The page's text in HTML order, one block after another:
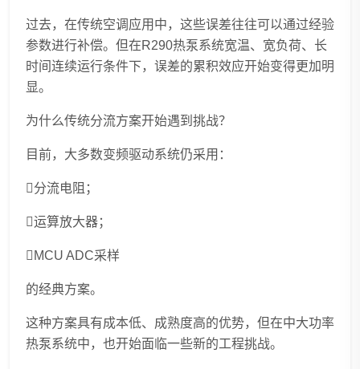
过去，在传统空调应用中，这些误差往往可以通过经验
参数进行补偿。但在R290热泵系统宽温、宽负荷、长
时间连续运行条件下，误差的累积效应开始变得更加明
显。
为什么传统分流方案开始遇到挑战？
目前，大多数变频驱动系统仍采用：
分流电阻；
运算放大器；
MCU ADC采样
的经典方案。
这种方案具有成本低、成熟度高的优势，但在中大功率
热泵系统中，也开始面临一些新的工程挑战。